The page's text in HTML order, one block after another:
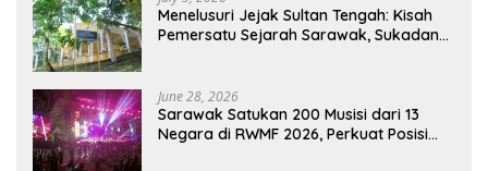
Menelusuri Jejak Sultan Tengah: Kisah
Pemersatu Sejarah Sarawak, Sukadana,
June 28, 2026
Sarawak Satukan 200 Musisi dari 13
Negara di RWMF 2026, Perkuat Posisi